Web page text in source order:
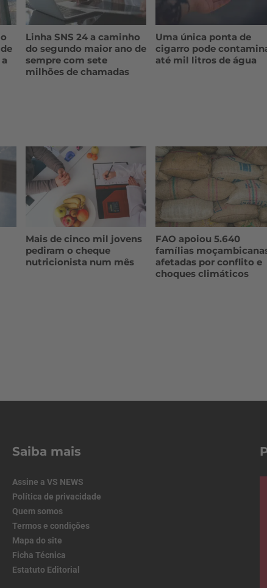
Linha SNS 24 a caminho
do segundo maior ano de
sempre com sete
milhões de chamadas
Uma única ponta de
cigarro pode
até mil litros de água
Mais de cinco mil jovens
pediram o cheque
nutricionista num mês
FAO apoiou 5.640
famílias
afetadas por conflito e
choques climáticos
Saiba mais
Assine a VS NEWS
Política de privacidade
Quem somos
Termos e condições
Mapa do site
Ficha Técnica
Estatuto Editorial